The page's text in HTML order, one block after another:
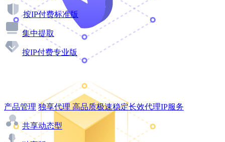
按IP付费标准版
集中提取
按IP付费专业版
产品管理 独享代理 高品质极速稳定长效代理IP服务
共享动态型